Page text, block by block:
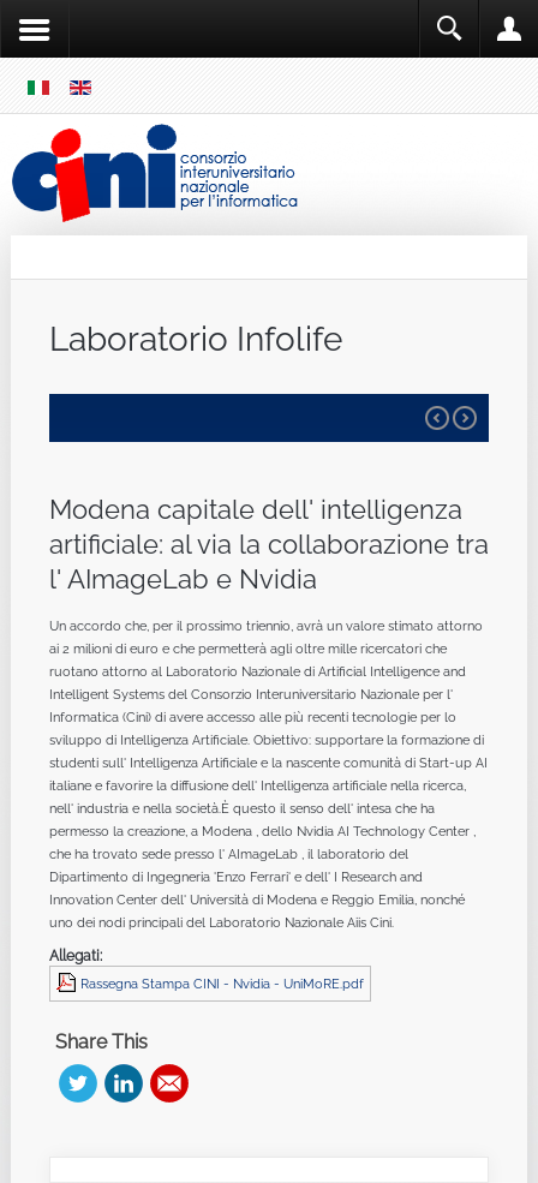
MENU
Laboratorio Infolife
Modena capitale dell' intelligenza
artificiale: al via la collaborazione tra
l' AImageLab e Nvidia
Un accordo che, per il prossimo triennio, avrà un valore stimato attorno
ai 2 milioni di euro e che permetterà agli oltre mille ricercatori che
ruotano attorno al Laboratorio Nazionale di Artificial Intelligence and
Intelligent Systems del Consorzio Interuniversitario Nazionale per l'
Informatica (Cini) di avere accesso alle più recenti tecnologie per lo
sviluppo di Intelligenza Artificiale. Obiettivo: supportare la formazione di
studenti sull' Intelligenza Artificiale e la nascente comunità di Start-up AI
italiane e favorire la diffusione dell' Intelligenza artificiale nella ricerca,
nell' industria e nella società.È questo il senso dell' intesa che ha
permesso la creazione, a Modena , dello Nvidia AI Technology Center ,
che ha trovato sede presso l' AImageLab , il laboratorio del
Dipartimento di Ingegneria 'Enzo Ferrari' e dell' I Research and
Innovation Center dell' Università di Modena e Reggio Emilia, nonché
uno dei nodi principali del Laboratorio Nazionale Aiis Cini.
Allegati:
Rassegna Stampa CINI - Nvidia - UniMoRE.pdf
Share This